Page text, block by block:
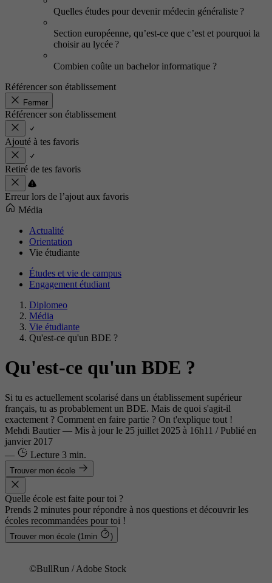
Quelles études pour devenir médecin généraliste ?
Section européenne, qu’est-ce que c’est et pourquoi la
choisir au lycée ?
Combien coûte un bachelor informatique ?
Référencer son établissement
Fermer
Référencer son établissement
Ajouté à tes favoris
Retiré de tes favoris
Erreur lors de l’ajout aux favoris
Média
Actualité
Orientation
Vie étudiante
Études et vie de campus
Engagement étudiant
Diplomeo
Média
Vie étudiante
Qu'est-ce qu'un BDE ?
Qu'est-ce qu'un BDE ?
Si tu es actuellement scolarisé dans un établissement supérieur
français, tu as probablement un BDE. Mais de quoi s'agit-il
exactement ? Comment en faire partie ? On t'explique tout !
Mehdi Bautier — Mis à jour le 25 juillet 2025 à 16h11 / Publié en
janvier 2017
—
Lecture 3 min.
Trouver mon école
Quelle école est faite pour toi ?
Prends 2 minutes pour répondre à nos questions et découvrir les
écoles recommandées pour toi !
Trouver mon école (1min )
©BullRun / Adobe Stock